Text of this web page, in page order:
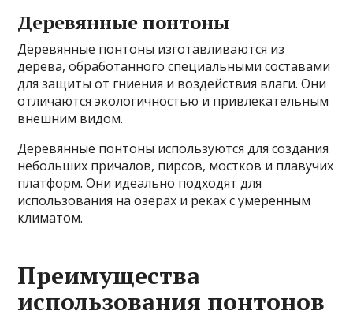
Деревянные понтоны
Деревянные понтоны изготавливаются из
дерева, обработанного специальными составами
для защиты от гниения и воздействия влаги. Они
отличаются экологичностью и привлекательным
внешним видом.
Деревянные понтоны используются для создания
небольших причалов, пирсов, мостков и плавучих
платформ. Они идеально подходят для
использования на озерах и реках с умеренным
климатом.
Преимущества
использования понтонов